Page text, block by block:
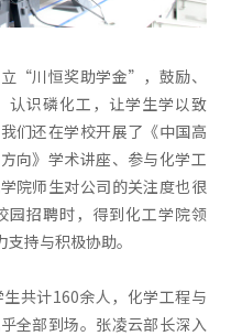
“川恒奖助学金”，鼓励、
认识磷化工，让学生学以致
们还在学校开展了《中国高
向》学术讲座、参与化学工
院师生对公司的关注度也很
园招聘时，得到化工学院领
持与积极协助。
共计160余人，化学工程与
全部到场。张凌云部长深入